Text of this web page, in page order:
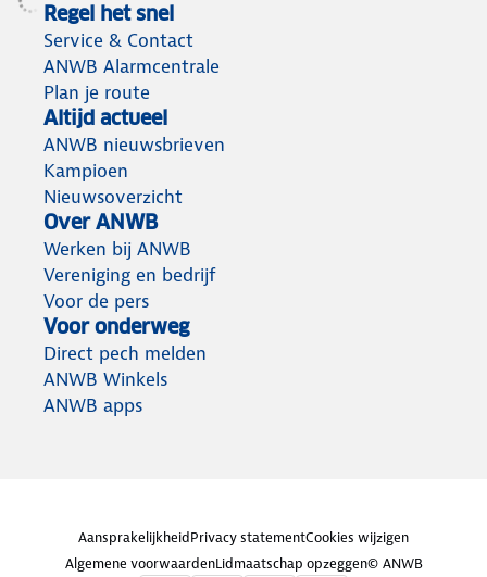
Regel het snel
Service & Contact
ANWB Alarmcentrale
Plan je route
Altijd actueel
ANWB nieuwsbrieven
Kampioen
Nieuwsoverzicht
Over ANWB
Werken bij ANWB
Vereniging en bedrijf
Voor de pers
Voor onderweg
Direct pech melden
ANWB Winkels
ANWB apps
AansprakelijkheidPrivacy statementCookies wijzigen
Algemene voorwaardenLidmaatschap opzeggen© ANWB